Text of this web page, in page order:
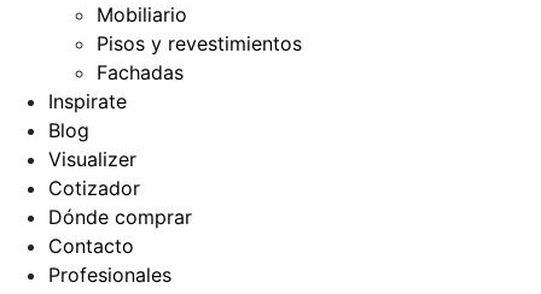
Mobiliario
Pisos y revestimientos
Fachadas
Inspirate
Blog
Visualizer
Cotizador
Dónde comprar
Contacto
Profesionales